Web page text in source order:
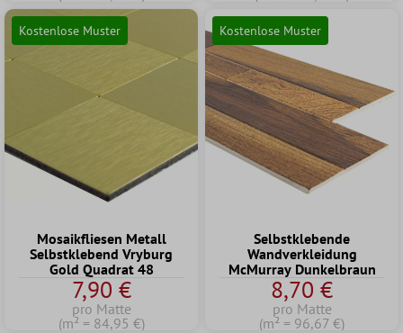
Kostenlose Muster
Mosaikfliesen Metall
Selbstklebend Vryburg
Gold Quadrat 48
7,90 €
pro Matte
(m² = 84,95 €)
Kostenlose Muster
Selbstklebende
Wandverkleidung
McMurray Dunkelbraun
8,70 €
pro Matte
(m² = 96,67 €)